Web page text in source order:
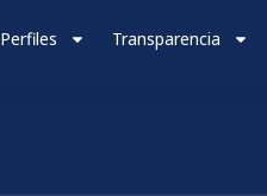
Perfiles Transparencia